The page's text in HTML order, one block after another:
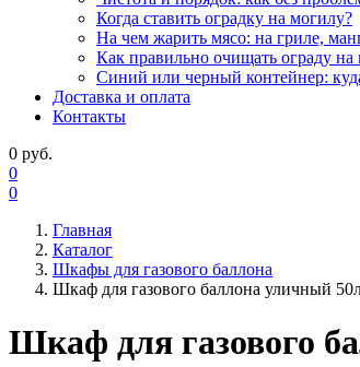
Когда ставить оградку на могилу?
На чем жарить мясо: на гриле,
Как правильно очищать ограду на
Синий или черный контейнер:
Доставка и оплата
Контакты
0 руб.
0
0
Главная
Каталог
Шкафы для газового баллона
Шкаф для газового баллона уличный
Шкаф для газового